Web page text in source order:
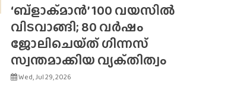
‘ബ്‌ളാക്‌മാൻ’ 100 വയസിൽ
വിടവാങ്ങി; 80 വർഷം
ജോലിചെയ്‌ത്‌ ഗിന്നസ്
സ്വന്തമാക്കിയ വ്യക്‌തിത്വം
Wed, Jul 29, 2026